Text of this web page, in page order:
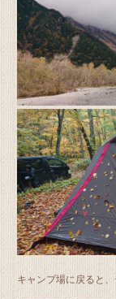
キャンプ場に戻ると